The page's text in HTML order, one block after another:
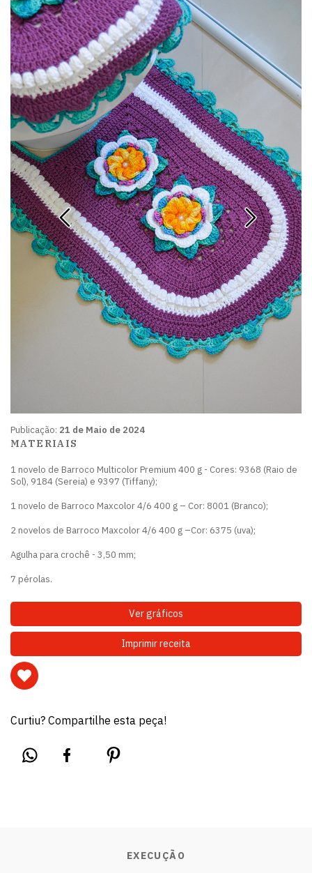
Publicação: 21 de Maio de 2024
MATERIAIS
1 novelo de Barroco Multicolor Premium 400 g - Cores: 9368 (Raio de
Sol), 9184 (Sereia) e 9397 (Tiffany);
1 novelo de Barroco Maxcolor 4/6 400 g – Cor: 8001 (Branco);
2 novelos de Barroco Maxcolor 4/6 400 g –Cor: 6375 (uva);
Agulha para crochê - 3,50 mm;
7 pérolas.
Ver gráficos
Imprimir receita
Curtiu? Compartilhe esta peça!
EXECUÇÃO